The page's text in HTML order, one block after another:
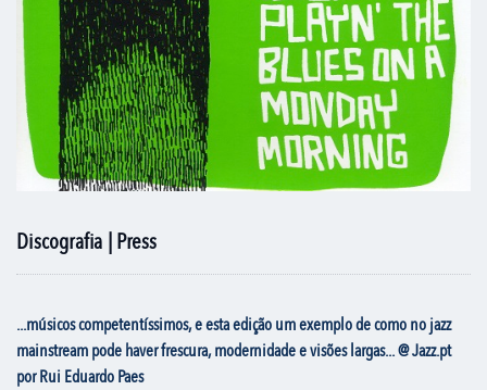
Discografia | Press
...músicos competentíssimos, e esta edição um exemplo de como no jazz
mainstream pode haver frescura, modernidade e visões largas... @ Jazz.pt
por Rui Eduardo Paes